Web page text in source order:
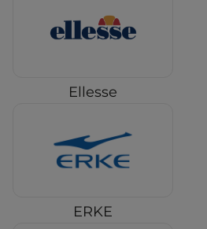
Ellesse
ERKE